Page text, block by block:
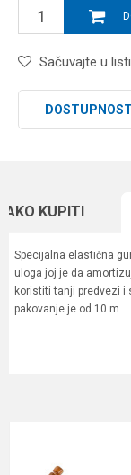
Sačuvajte u
KUPITI
Specijalna elastična
uloga joj je da
koristiti tanji predvezi i
pakovanje je od 10 m.